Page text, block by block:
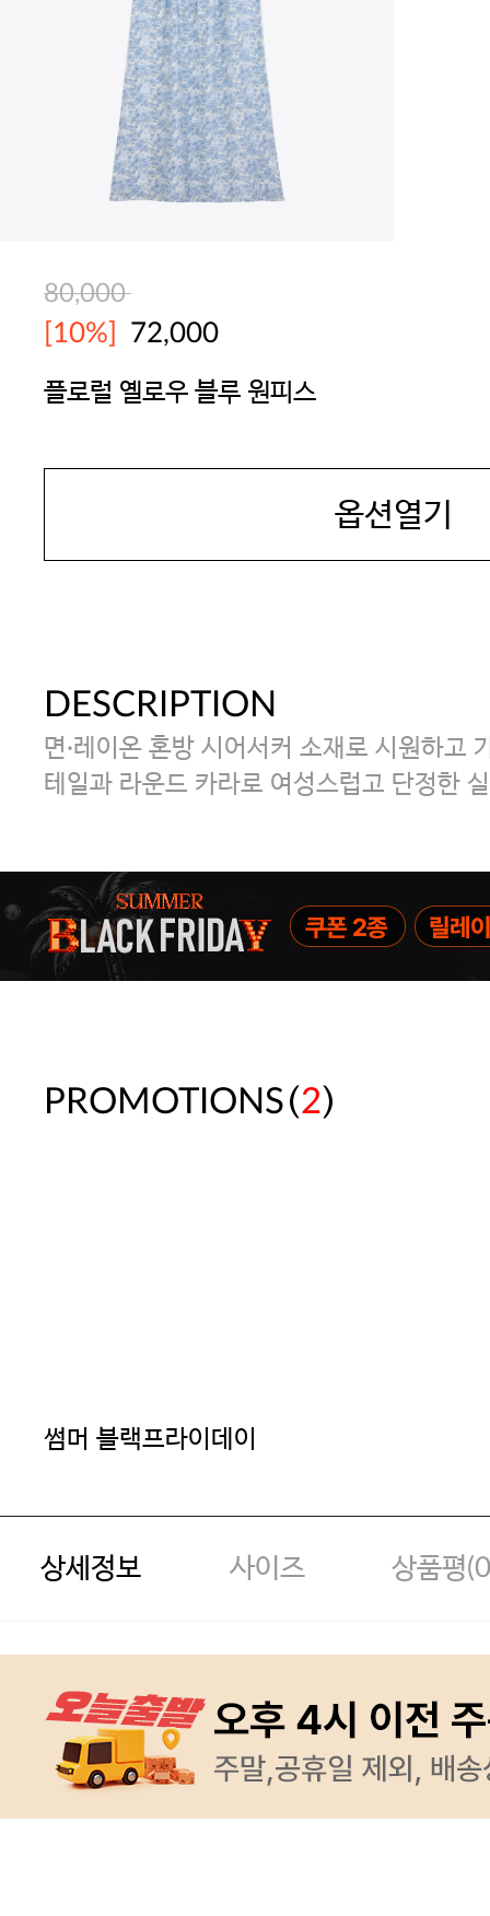
80,000
[10%] 72,000
플로럴 옐로우 블루 원피스
옵션열기
DESCRIPTION
면·레이온 혼방 시어서커 소재로 시원하고
테일과 라운드 카라로 여성스럽고 단정한
PROMOTIONS(2)
썸머 블랙프라이데이
상세정보 사이즈 상품평(0